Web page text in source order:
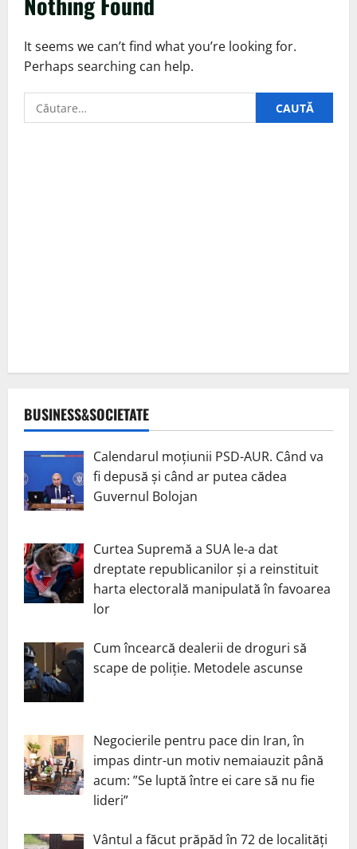
It seems we can’t find what you’re looking for.
Perhaps searching can help.
Caută
după:
BUSINESS&SOCIETATE
Calendarul moțiunii PSD-AUR. Când va
fi depusă și când ar putea cădea
Guvernul Bolojan
Curtea Supremă a SUA le-a dat
dreptate republicanilor și a reinstituit
harta electorală manipulată în favoarea
lor
Cum încearcă dealerii de droguri să
scape de poliție. Metodele ascunse
Negocierile pentru pace din Iran, în
impas dintr-un motiv nemaiauzit până
acum: ”Se luptă între ei care să nu fie
lideri”
Vântul a făcut prăpăd în 72 de localități